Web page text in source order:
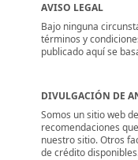
AVISO LEGAL
Bajo ninguna
términos y
publicado aquí se
DIVULGACIÓN DE
Somos un sitio web
recomendaciones
nuestro sitio. Otros
de crédito